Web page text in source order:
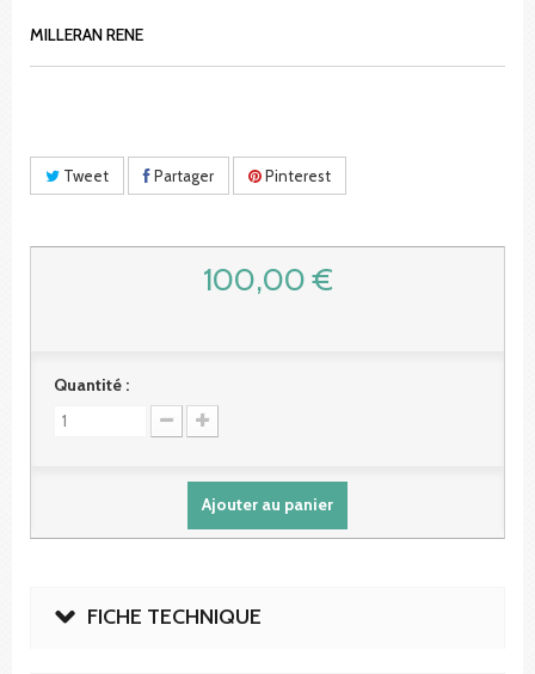
MILLERAN RENE
Tweet Partager Pinterest
100,00 €
Quantité :
Ajouter au panier
FICHE TECHNIQUE